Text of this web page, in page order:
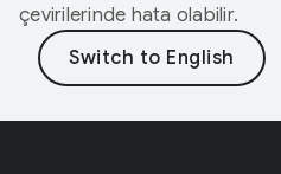
çevirilerinde hata olabilir.